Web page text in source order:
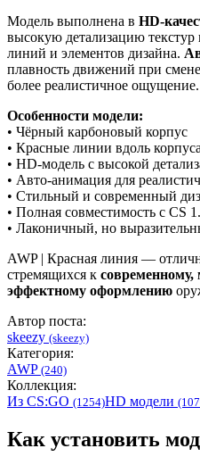
Модель выполнена в HD-
высокую детализацию текстур
линий и элементов дизайна.
плавность движений при
более реалистичное ощущение.
Особенности модели:
• Чёрный карбоновый корпус
• Красные линии вдоль
• HD-модель с высокой
• Авто-анимация для
• Стильный и современный
• Полная совместимость с CS
• Лаконичный, но
AWP | Красная линия —
стремящихся к
эффектному оформлению
Автор поста:
skeezy (skeezy)
Категория:
AWP (240)
Коллекция:
Из CS:GO (1254)HD модели
Как установить